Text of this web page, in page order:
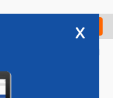
Check in
x